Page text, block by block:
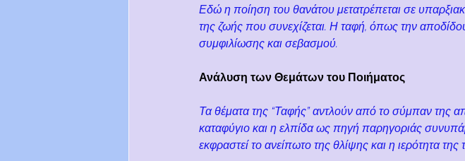
Εδώ η ποίηση του θανάτου μετατρέπεται σε
της ζωής που συνεχίζεται. Η ταφή, όπως την
συμφιλίωσης και σεβασμού.
Ανάλυση των Θεμάτων του Ποιήματος
Τα θέματα της “Ταφής” αντλούν από το σύμπαν της
καταφύγιο και η ελπίδα ως πηγή παρηγοριάς
εκφραστεί το ανείπωτο της θλίψης και η ιερότητα της